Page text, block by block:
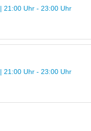
21:00 Uhr - 23:00 Uhr
21:00 Uhr - 23:00 Uhr